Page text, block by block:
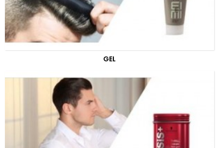
GEL